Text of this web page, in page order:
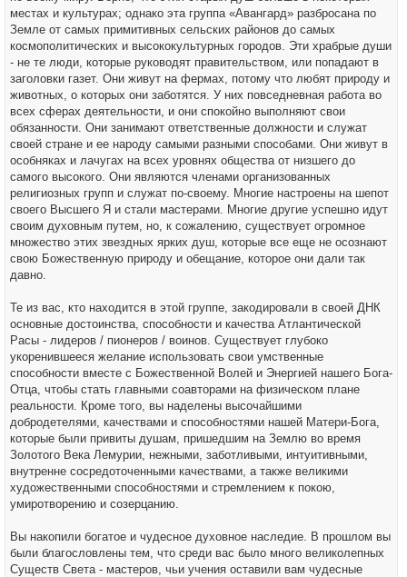
местах и культурах; однако эта группа «Авангард» разбросана по
Земле от самых примитивных сельских районов до самых
космополитических и высококультурных городов. Эти храбрые души
- не те люди, которые руководят правительством, или попадают в
заголовки газет. Они живут на фермах, потому что любят природу и
животных, о которых они заботятся. У них повседневная работа во
всех сферах деятельности, и они спокойно выполняют свои
обязанности. Они занимают ответственные должности и служат
своей стране и ее народу самыми разными способами. Они живут в
особняках и лачугах на всех уровнях общества от низшего до
самого высокого. Они являются членами организованных
религиозных групп и служат по-своему. Многие настроены на шепот
своего Высшего Я и стали мастерами. Многие другие успешно идут
своим духовным путем, но, к сожалению, существует огромное
множество этих звездных ярких душ, которые все еще не осознают
свою Божественную природу и обещание, которое они дали так
давно.
Те из вас, кто находится в этой группе, закодировали в своей ДНК
основные достоинства, способности и качества Атлантической
Расы - лидеров / пионеров / воинов. Существует глубоко
укоренившееся желание использовать свои умственные
способности вместе с Божественной Волей и Энергией нашего Бога-
Отца, чтобы стать главными соавторами на физическом плане
реальности. Кроме того, вы наделены высочайшими
добродетелями, качествами и способностями нашей Матери-Бога,
которые были привиты душам, пришедшим на Землю во время
Золотого Века Лемурии, нежными, заботливыми, интуитивными,
внутренне сосредоточенными качествами, а также великими
художественными способностями и стремлением к покою,
умиротворению и созерцанию.
Вы накопили богатое и чудесное духовное наследие. В прошлом вы
были благословлены тем, что среди вас было много великолепных
Существ Света - мастеров, чьи учения оставили вам чудесные